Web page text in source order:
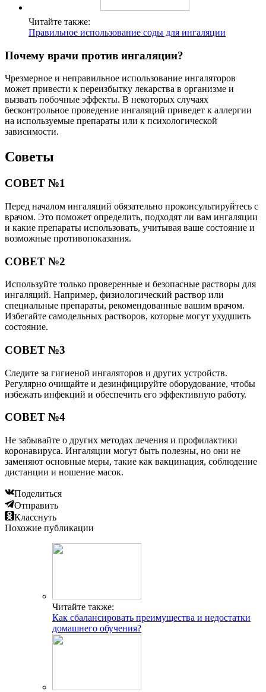
Читайте также:
Правильное использование соды для ингаляции
Почему врачи против ингаляции?
Чрезмерное и неправильное использование ингаляторов
может привести к переизбытку лекарства в организме и
вызвать побочные эффекты. В некоторых случаях
бесконтрольное проведение ингаляций приведет к аллергии
на используемые препараты или к психологической
зависимости.
Советы
СОВЕТ №1
Перед началом ингаляций обязательно проконсультируйтесь с
врачом. Это поможет определить, подходят ли вам ингаляции
и какие препараты использовать, учитывая ваше состояние и
возможные противопоказания.
СОВЕТ №2
Используйте только проверенные и безопасные растворы для
ингаляций. Например, физиологический раствор или
специальные препараты, рекомендованные вашим врачом.
Избегайте самодельных растворов, которые могут ухудшить
состояние.
СОВЕТ №3
Следите за гигиеной ингаляторов и других устройств.
Регулярно очищайте и дезинфицируйте оборудование, чтобы
избежать инфекций и обеспечить его эффективную работу.
СОВЕТ №4
Не забывайте о других методах лечения и профилактики
коронавируса. Ингаляции могут быть полезны, но они не
заменяют основные меры, такие как вакцинация, соблюдение
дистанции и ношение масок.
Поделиться
Отправить
Класснуть
Похожие публикации
Читайте также:
Как сбалансировать преимущества и недостатки
домашнего обучения?